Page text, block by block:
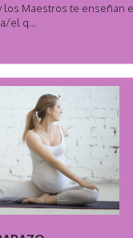
los Maestros te enseñan
el q...